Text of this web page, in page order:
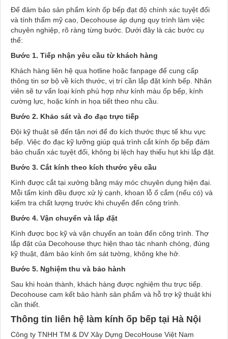
Để đảm bảo sản phẩm kính ốp bếp đạt độ chính xác tuyệt đối
và tính thẩm mỹ cao, Decohouse áp dụng quy trình làm việc
chuyên nghiệp, rõ ràng từng bước. Dưới đây là các bước cụ
thể:
Bước 1. Tiếp nhận yêu cầu từ khách hàng
Khách hàng liên hệ qua hotline hoặc fanpage để cung cấp
thông tin sơ bộ về kích thước, vị trí cần lắp đặt kính bếp. Nhân
viên sẽ tư vấn loại kính phù hợp như kính màu ốp bếp, kính
cường lực, hoặc kính in họa tiết theo nhu cầu.
Bước 2. Khảo sát và đo đạc trực tiếp
Đội kỹ thuật sẽ đến tận nơi để đo kích thước thực tế khu vực
bếp. Việc đo đạc kỹ lưỡng giúp quá trình cắt kính ốp bếp đảm
bảo chuẩn xác tuyệt đối, không bị lệch hay thiếu hụt khi lắp đặt.
Bước 3. Cắt kính theo kích thước yêu cầu
Kính được cắt tại xưởng bằng máy móc chuyên dụng hiện đại.
Mỗi tấm kính đều được xử lý cạnh, khoan lỗ ổ cắm (nếu có) và
kiểm tra chất lượng trước khi chuyển đến công trình.
Bước 4. Vận chuyển và lắp đặt
Kính được bọc kỹ và vận chuyển an toàn đến công trình. Thợ
lắp đặt của Decohouse thực hiện thao tác nhanh chóng, đúng
kỹ thuật, đảm bảo kính ôm sát tường, không khe hở.
Bước 5. Nghiệm thu và bảo hành
Sau khi hoàn thành, khách hàng được nghiệm thu trực tiếp.
Decohouse cam kết bảo hành sản phẩm và hỗ trợ kỹ thuật khi
cần thiết.
Thông tin liên hệ làm kính ốp bếp tại Hà Nội
Công ty TNHH TM & DV Xây Dựng DecoHouse Việt Nam